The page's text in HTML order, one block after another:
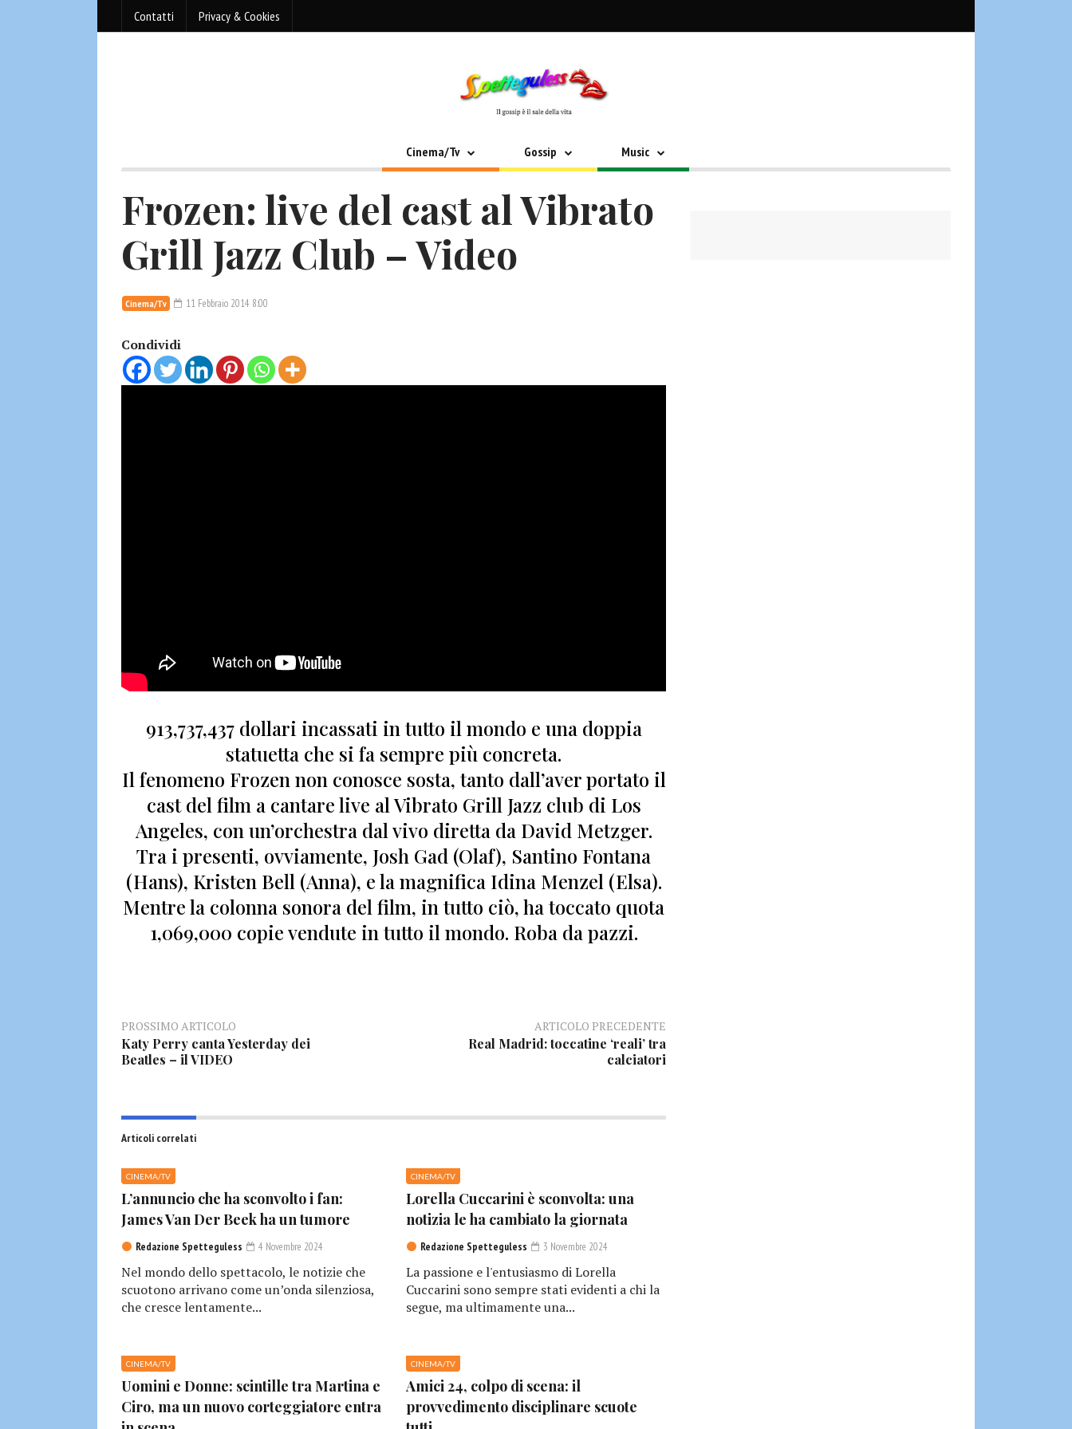
Contatti Privacy & Cookies
Cinema/Tv Gossip Music
Frozen: live del cast al Vibrato
Grill Jazz Club – Video
Cinema/Tv 11 Febbraio 2014 8:00
Condividi
913,737,437 dollari incassati in tutto il mondo e una doppia
statuetta che si fa sempre più concreta.
Il fenomeno Frozen non conosce sosta,tanto dall’aver portato il
cast del film a cantare live alVibrato Grill Jazz club di Los
Angeles, con un’orchestra dal vivo diretta da David Metzger.
Tra i presenti, ovviamente, Josh Gad (Olaf), Santino Fontana
(Hans), Kristen Bell (Anna), e la magnifica Idina Menzel (Elsa).
Mentre la colonna sonora del film, in tutto ciò, ha toccato quota
1,069,000 copievendute in tutto il mondo. Roba da pazzi.
PROSSIMO ARTICOLO
Katy Perry canta Yesterday dei
Beatles – il VIDEO
ARTICOLO PRECEDENTE
Real Madrid: toccatine ‘reali’ tra
calciatori
Articoli correlati
CINEMA/TV
L’annuncio che ha sconvolto i fan:
James Van Der Beek ha un tumore
Redazione Spetteguless 4 Novembre 2024
Nel mondo dello spettacolo, le notizie che
scuotono arrivano come un’onda silenziosa,
che cresce lentamente...
CINEMA/TV
Lorella Cuccarini è sconvolta: una
notizia le ha cambiato la giornata
Redazione Spetteguless 3 Novembre 2024
La passione e l'entusiasmo di Lorella
Cuccarini sono sempre stati evidenti a chi la
segue, ma ultimamente una...
CINEMA/TV
Uomini e Donne: scintille tra Martina e
Ciro, ma un nuovo corteggiatore entra
CINEMA/TV
Amici 24, colpo di scena: il
provvedimento disciplinare scuote